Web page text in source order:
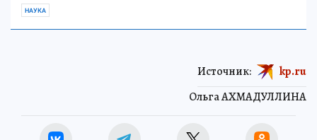
НАУКА
Ольга АХМАДУЛЛИНА
Источник: kp.ru